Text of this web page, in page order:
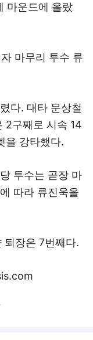
마운드에 올랐
마무리 투수 류
다. 대타 문상철
2구째로 시속 14
을 강타했다.
투수는 곧장 마
따라 류진욱을
퇴장은 7번째다.